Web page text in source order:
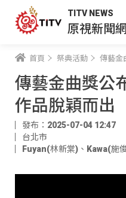
TITV NEWS
原視新聞網
首頁 祭典活動 傳藝金
傳藝金曲獎公
作品脫穎而出
發布：2025-07-04 12:47
台北市
Fuyan(林新棠) 、 Kawa(施